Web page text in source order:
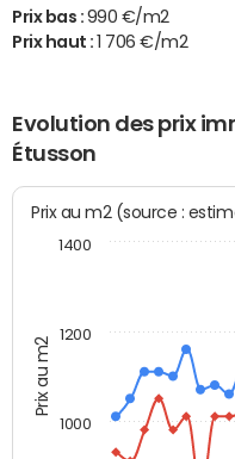
Prix bas : 990 €/m2
Prix haut :
1 706 €/m2
Evolution des prix
Étusson
Prix au m2
Prix au m2 (source :
1000
1200
1400